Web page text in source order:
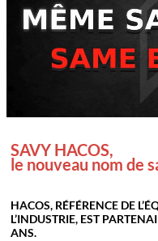
Accueil
Savy Hacos
Qui sommes-
MACHINES
ONE SHOT
TURBINES
FONDOIRS À
MATERIEL DE
SAVY HACOS,
le nouveau nom de
HACOS, RÉFÉRENCE DE
L’INDUSTRIE, EST
ANS.